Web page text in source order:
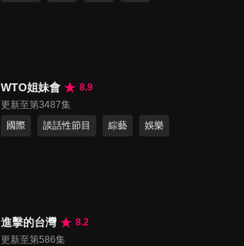
WTO姐妹會
8.9
更新至第3487集
國際
談話性節目 綜藝 娛樂
進擊的台灣
8.2
更新至第586集